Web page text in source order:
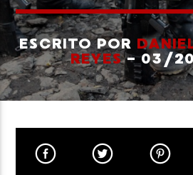
TÍTULO
ARTISTA
Neiva Estereo
ESCRITO POR
REYES- 03/